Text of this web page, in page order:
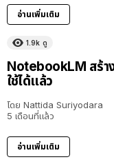
อ่านเพิ่มเติม
1.9k ดู
NotebookLM สร้า
ใช้ได้แล้ว
โดย Nattida Suriyodara
5 เดือนที่แล้ว
อ่านเพิ่มเติม